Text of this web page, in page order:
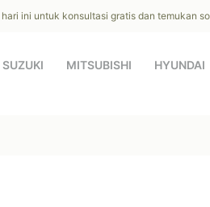
hari ini untuk konsultasi gratis dan temukan
SUZUKI MITSUBISHI HYUNDAI